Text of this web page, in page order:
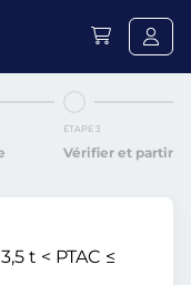
ÉTAPE 3
Vérifier et partir
t < PTAC ≤